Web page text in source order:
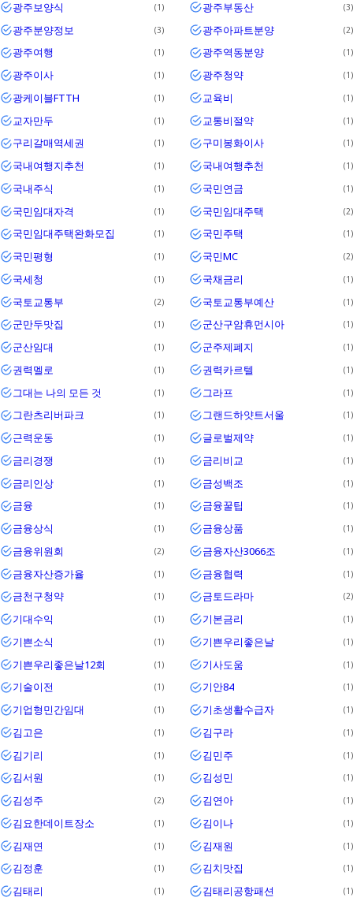
광주보양식 1 광주부동산 3
광주분양정보 3 광주아파트분양 2
광주여행 1 광주역동분양 1
광주이사 1 광주청약 1
광케이블FTTH 1 교육비 1
교자만두 1 교통비절약 1
구리갈매역세권 1 구미봉화이사 1
국내여행지추천 1 국내여행추천 1
국내주식 1 국민연금 1
국민임대자격 1 국민임대주택 2
국민임대주택완화모집 1 국민주택 1
국민평형 1 국민MC 2
국세청 1 국채금리 1
국토교통부 2 국토교통부예산 1
군만두맛집 1 군산구암휴먼시아 1
군산임대 1 군주제폐지 1
권력멜로 1 권력카르텔 1
그대는 나의 모든 것 1 그라프 1
그란츠리버파크 1 그랜드하얏트서울 1
근력운동 1 글로벌제약 1
금리경쟁 1 금리비교 1
금리인상 1 금성백조 1
금융 1 금융꿀팁 1
금융상식 1 금융상품 1
금융위원회 2 금융자산3066조 1
금융자산증가율 1 금융협력 1
금천구청약 1 금토드라마 2
기대수익 1 기본금리 1
기쁜소식 1 기쁜우리좋은날 1
기쁜우리좋은날12회 1 기사도움 1
기술이전 1 기안84 1
기업형민간임대 1 기초생활수급자 1
김고은 1 김구라 1
김기리 1 김민주 1
김서원 1 김성민 1
김성주 2 김연아 1
김요한데이트장소 1 김이나 1
김재연 1 김재원 1
김정훈 1 김치맛집 1
김태리 1 김태리공항패션 1